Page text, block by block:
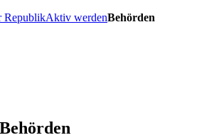
RepublikAktiv werdenBehörden